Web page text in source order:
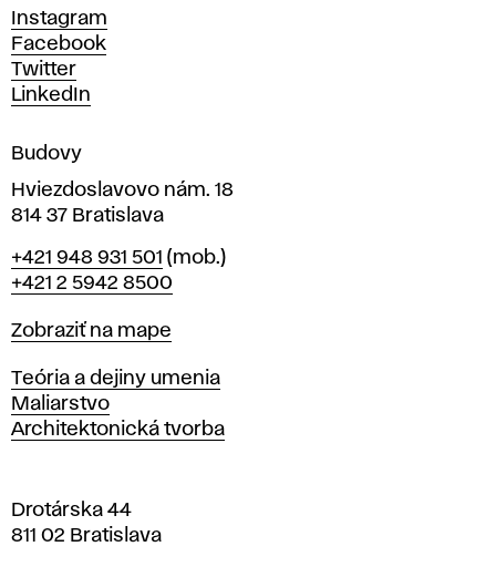
c
h
u
m
e
í
v
r
a
i
l
a
v
Instagram
Facebook
Twitter
LinkedIn
Budovy
Hviezdoslavovo nám. 18
814 37 Bratislava
Telefón
+421 948 931 501 (mob.)
+421 2 5942 8500
Mapa
Zobraziť na mape
Katedry
Teória a dejiny umenia
Maliarstvo
Architektonická tvorba
Drotárska 44
811 02 Bratislava